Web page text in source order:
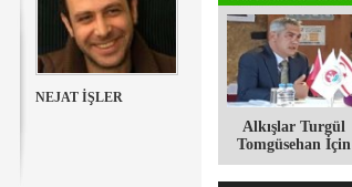
NEJAT İŞLER
Alkışlar Turgül
Tomgüsehan İçin